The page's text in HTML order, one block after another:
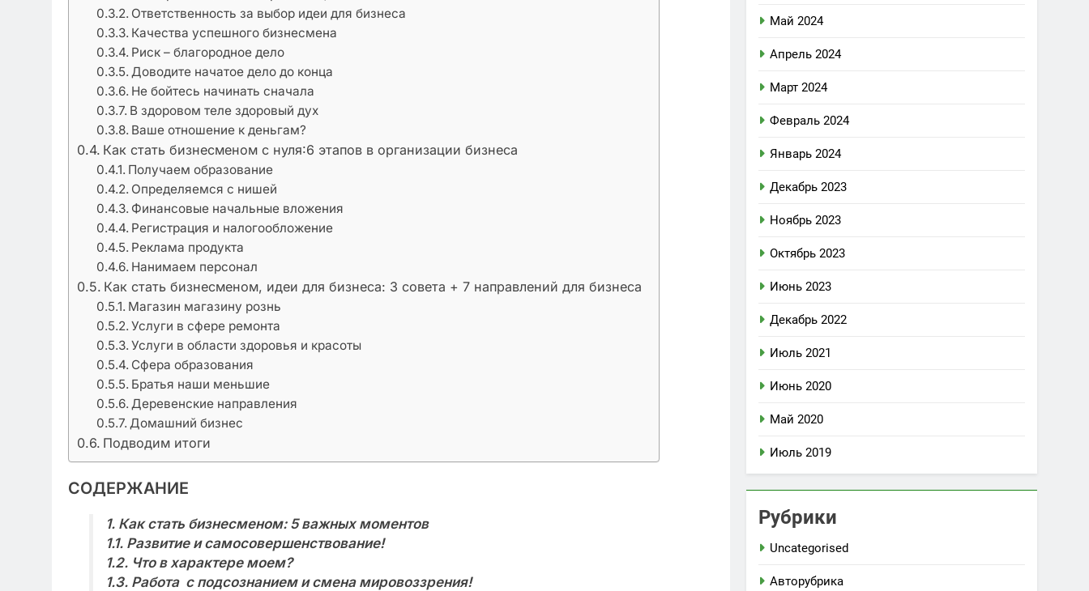
Ответственность за выбор идеи для бизнеса
Качества успешного бизнесмена
Риск – благородное дело
Доводите начатое дело до конца
Не бойтесь начинать сначала
В здоровом теле здоровый дух
Ваше отношение к деньгам?
Как стать бизнесменом с нуля:6 этапов в организации бизнеса
Получаем образование
Определяемся с нишей
Финансовые начальные вложения
Регистрация и налогообложение
Реклама продукта
Нанимаем персонал
Как стать бизнесменом, идеи для бизнеса: 3 совета + 7 направлений для бизнеса
Магазин магазину рознь
Услуги в сфере ремонта
Услуги в области здоровья и красоты
Сфера образования
Братья наши меньшие
Деревенские направления
Домашний бизнес
Подводим итоги
СОДЕРЖАНИЕ
1. Как стать бизнесменом: 5 важных моментов
1.1. Развитие и самосовершенствование!
1.2. Что в характере моем?
1.3. Работа с подсознанием и смена мировоззрения!
Май 2024
Апрель 2024
Март 2024
Февраль 2024
Январь 2024
Декабрь 2023
Ноябрь 2023
Октябрь 2023
Июнь 2023
Декабрь 2022
Июль 2021
Июнь 2020
Май 2020
Июль 2019
Рубрики
Uncategorised
Авторубрика